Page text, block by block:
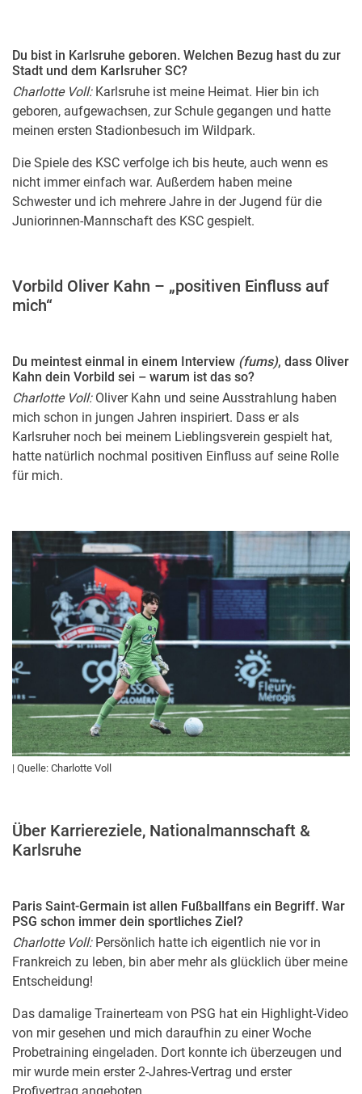
Du bist in Karlsruhe geboren. Welchen Bezug hast du zur
Stadt und dem Karlsruher SC?
Charlotte Voll:Karlsruhe ist meine Heimat. Hier bin ich
geboren, aufgewachsen, zur Schule gegangen und hatte
meinen ersten Stadionbesuch im Wildpark.
Die Spiele des KSC verfolge ich bis heute, auch wenn es
nicht immer einfach war. Außerdem haben meine
Schwester und ich mehrere Jahre in der Jugend für die
Juniorinnen-Mannschaft des KSC gespielt.
Vorbild Oliver Kahn – „positiven Einfluss auf
mich“
Du meintest einmal in einem Interview (fums), dass Oliver
Kahn dein Vorbild sei – warum ist das so?
Charlotte Voll:Oliver Kahn und seine Ausstrahlung haben
mich schon in jungen Jahren inspiriert. Dass er als
Karlsruher noch bei meinem Lieblingsverein gespielt hat,
hatte natürlich nochmal positiven Einfluss auf seine Rolle
für mich.
| Quelle: Charlotte Voll
Über Karriereziele, Nationalmannschaft &
Karlsruhe
Paris Saint-Germain ist allen Fußballfans ein Begriff. War
PSG schon immer dein sportliches Ziel?
Charlotte Voll: Persönlich hatte ich eigentlich nie vor in
Frankreich zu leben, bin aber mehr als glücklich über meine
Entscheidung!
Das damalige Trainerteam von PSG hat ein Highlight-Video
von mir gesehen und mich daraufhin zu einer Woche
Probetraining eingeladen. Dort konnte ich überzeugen und
mir wurde mein erster 2-Jahres-Vertrag und erster